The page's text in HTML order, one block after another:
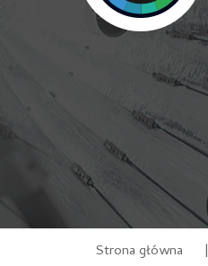
Strona główna |